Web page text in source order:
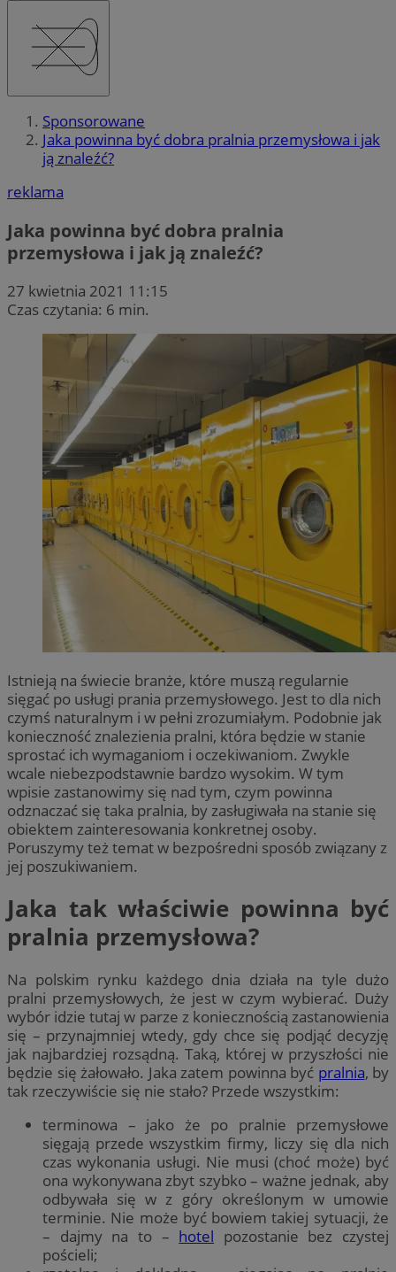
Sponsorowane
Jaka powinna być dobra pralnia przemysłowa i jak
ją znaleźć?
reklama
Jaka powinna być dobra pralnia
przemysłowa i jak ją znaleźć?
27 kwietnia 2021 11:15
Czas czytania: 6 min.
Istnieją na świecie branże, które muszą regularnie
sięgać po usługi prania przemysłowego. Jest to dla nich
czymś naturalnym i w pełni zrozumiałym. Podobnie jak
konieczność znalezienia pralni, która będzie w stanie
sprostać ich wymaganiom i oczekiwaniom. Zwykle
wcale niebezpodstawnie bardzo wysokim. W tym
wpisie zastanowimy się nad tym, czym powinna
odznaczać się taka pralnia, by zasługiwała na stanie się
obiektem zainteresowania konkretnej osoby.
Poruszymy też temat w bezpośredni sposób związany z
jej poszukiwaniem.
Jaka tak właściwie powinna być
pralnia przemysłowa?
Na polskim rynku każdego dnia działa na tyle dużo
pralni przemysłowych, że jest w czym wybierać. Duży
wybór idzie tutaj w parze z koniecznością zastanowienia
się – przynajmniej wtedy, gdy chce się podjąć decyzję
jak najbardziej rozsądną. Taką, której w przyszłości nie
będzie się żałowało. Jaka zatem powinna być pralnia, by
tak rzeczywiście się nie stało? Przede wszystkim:
terminowa – jako że po pralnie przemysłowe
sięgają przede wszystkim firmy, liczy się dla nich
czas wykonania usługi. Nie musi (choć może) być
ona wykonywana zbyt szybko – ważne jednak, aby
odbywała się w z góry określonym w umowie
terminie. Nie może być bowiem takiej sytuacji, że
– dajmy na to – hotel pozostanie bez czystej
pościeli;